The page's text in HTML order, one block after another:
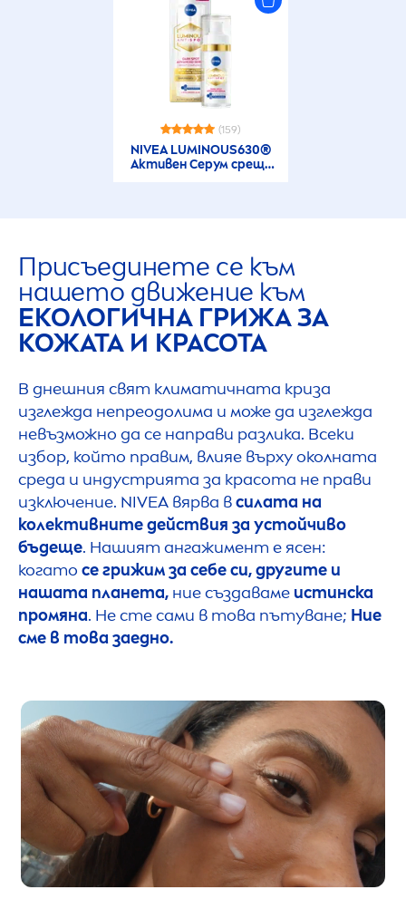
(159)
NIVEA LUMINOUS630®
Активен Серум срещу
Присъединете се към
нашето движение към
ЕКОЛОГИЧНА ГРИЖА ЗА
КОЖАТА И КРАСОТА
В днешния свят климатичната криза
изглежда непреодолима и може да изглежда
невъзможно да се направи разлика. Всеки
избор, който правим, влияе върху околната
среда и индустрията за красота не прави
изключение. NIVEA вярва всилата на
колективните действия за устойчиво
бъдеще. Нашият ангажимент е ясен:
когато се грижим за себе си, другите и
нашата планета, ние създаваме истинска
промяна. Не сте сами в това пътуване; Ние
сме в това заедно.